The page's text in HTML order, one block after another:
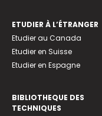
ETUDIER À L’ÉTRANGER
Etudier au Canada
Etudier en Suisse
Etudier en Espagne
BIBLIOTHEQUE DES
TECHNIQUES